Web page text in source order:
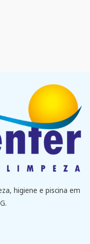
higiene e piscina em